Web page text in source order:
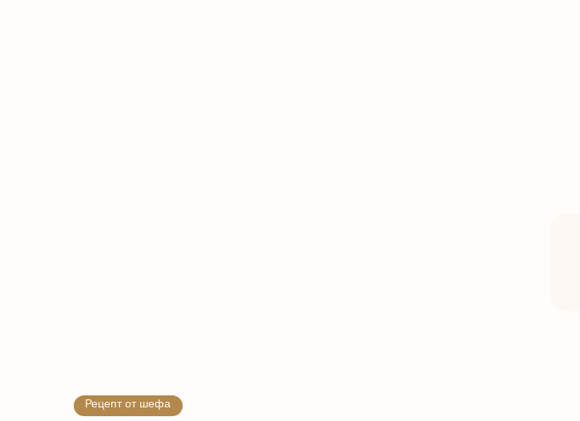
Рецепт от шефа